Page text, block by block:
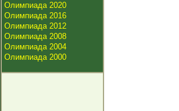
Олимпиада 2020
Олимпиада 2016
Олимпиада 2012
Олимпиада 2008
Олимпиада 2004
Олимпиада 2000